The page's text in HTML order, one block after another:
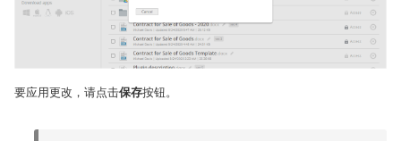
要应用更改，请点击保存按钮。